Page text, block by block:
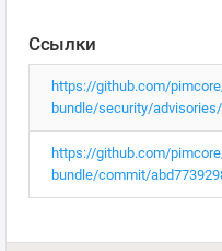
Ссылки
https://github.com/
bundle/security/
https://github.com/
bundle/commit/